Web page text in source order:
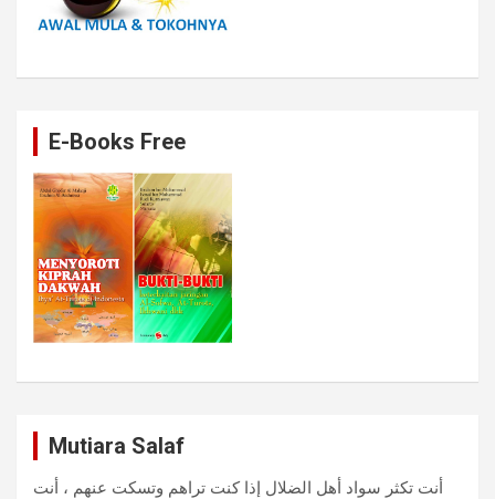
E-Books Free
Mutiara Salaf
أنت تكثر سواد أهل الضلال إذا كنت تراهم وتسكت عنهم ، أنت